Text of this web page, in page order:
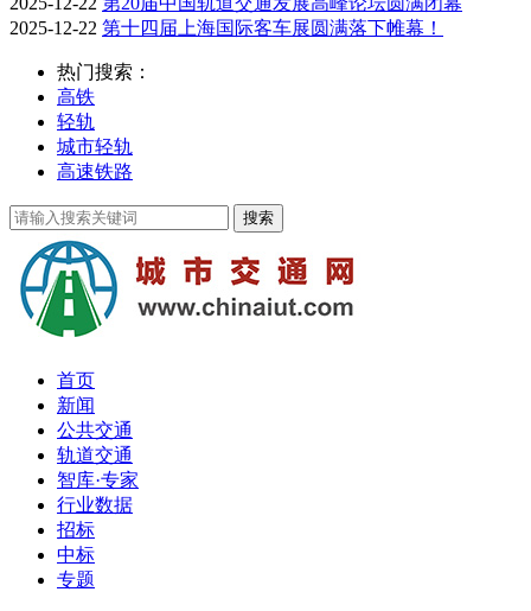
2025-12-22 第十四届上海国际客车展圆满落下帷幕！
热门搜索：
高铁
轻轨
城市轻轨
高速铁路
首页
新闻
公共交通
轨道交通
智库·专家
行业数据
招标
中标
专题